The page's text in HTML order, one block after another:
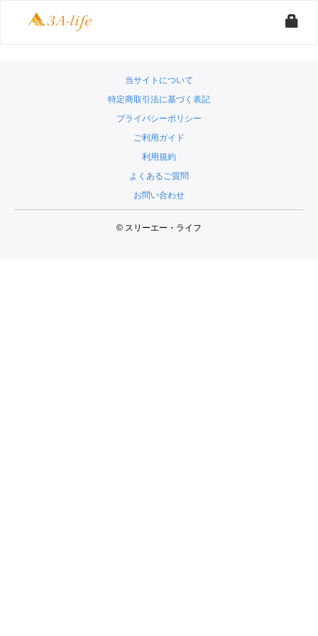
当サイトについて
特定商取引法に基づく表記
プライバシーポリシー
ご利用ガイド
利用規約
よくあるご質問
お問い合わせ
© スリーエー・ライフ